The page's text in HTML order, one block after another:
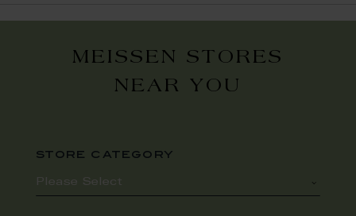
MEISSEN STORES
NEAR YOU
store category